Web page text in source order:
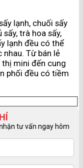
lạnh, chuối sấy
sấy, trà hoa sấy,
lạnh đều có thể
nhau. Từ bán lẻ
thị mini đến cung
phối đều có tiềm
tư vấn ngay hôm